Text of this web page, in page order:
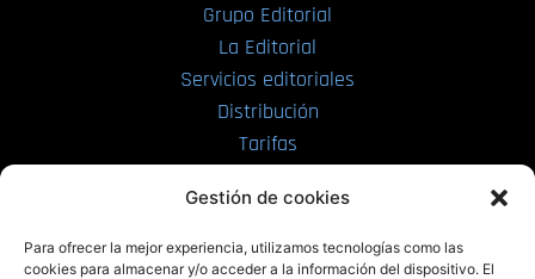
Gestión de cookies
Para ofrecer la mejor experiencia, utilizamos tecnologías como las
cookies para almacenar y/o acceder a la información del dispositivo. El
Grupo Editorial
La Editorial
Servicios editoriales
Distribución
Tarifas